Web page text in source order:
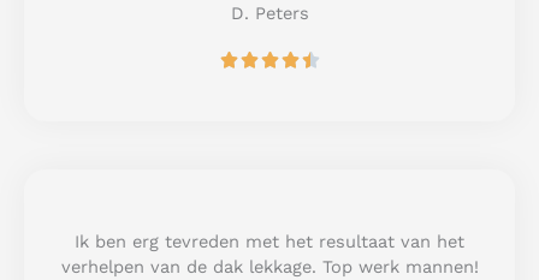
D. Peters

Ik ben erg tevreden met het resultaat van het
verhelpen van de dak lekkage. Top werk mannen!